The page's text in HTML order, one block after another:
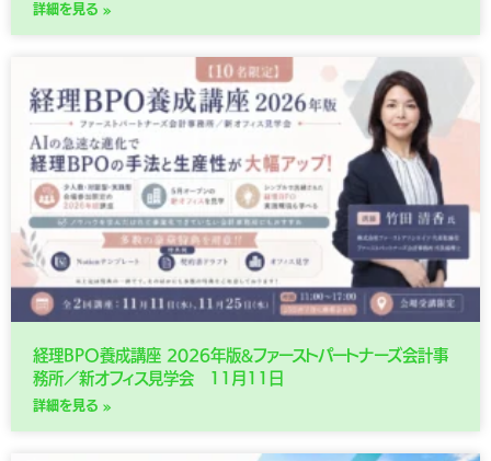
詳細を見る »
経理BPO養成講座 2026年版&ファーストパートナーズ会計事
務所／新オフィス見学会 11月11日
詳細を見る »